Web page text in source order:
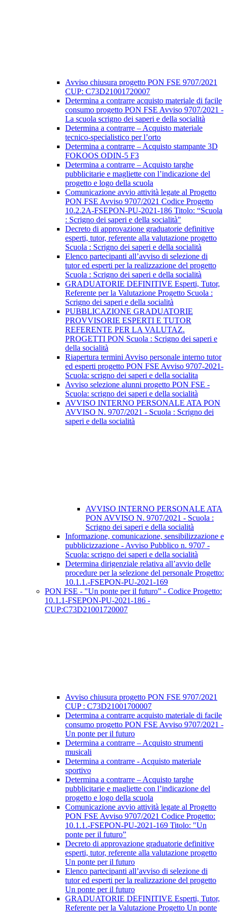
Avviso chiusura progetto PON FSE 9707/2021
CUP: C73D21001720007
Determina a contrarre acquisto materiale di facile
consumo progetto PON FSE Avviso 9707/2021 -
La scuola scrigno dei saperi e della socialità
Determina a contrarre – Acquisto materiale
tecnico-specialistico per l’orto
Determina a contrarre – Acquisto stampante 3D
FOKOOS ODIN-5 F3
Determina a contrarre – Acquisto targhe
pubblicitarie e magliette con l’indicazione del
progetto e logo della scuola
Comunicazione avvio attività legate al Progetto
PON FSE Avviso 9707/2021 Codice Progetto
10.2.2A-FSEPON-PU-2021-186 Titolo: “Scuola
: Scrigno dei saperi e della socialità"
Decreto di approvazione graduatorie definitive
esperti, tutor, referente alla valutazione progetto
Scuola : Scrigno dei saperi e della socialità
Elenco partecipanti all’avviso di selezione di
tutor ed esperti per la realizzazione del progetto
Scuola : Scrigno dei saperi e della socialità
GRADUATORIE DEFINITIVE Esperti, Tutor,
Referente per la Valutazione Progetto Scuola :
Scrigno dei saperi e della socialità
PUBBLICAZIONE GRADUATORIE
PROVVISORIE ESPERTI E TUTOR
REFERENTE PER LA VALUTAZ.
PROGETTI PON Scuola : Scrigno dei saperi e
della socialità
Riapertura termini Avviso personale interno tutor
ed esperti progetto PON FSE Avviso 9707-2021-
Scuola: scrigno dei saperi e della socialita
Avviso selezione alunni progetto PON FSE -
Scuola: scrigno dei saperi e della socialità
AVVISO INTERNO PERSONALE ATA PON
AVVISO N. 9707/2021 - Scuola : Scrigno dei
saperi e della socialità
AVVISO INTERNO PERSONALE ATA
PON AVVISO N. 9707/2021 - Scuola :
Scrigno dei saperi e della socialità
Informazione, comunicazione, sensibilizzazione e
pubblicizzazione - Avviso Pubblico n. 9707 -
Scuola: scrigno dei saperi e della socialità
Determina dirigenziale relativa all’avvio delle
procedure per la selezione del personale Progetto:
10.1.1.-FSEPON-PU-2021-169
PON FSE - "Un ponte per il futuro” - Codice Progetto:
10.1.1-FSEPON-PU-2021-186 -
CUP:C73D21001720007
Avviso chiusura progetto PON FSE 9707/2021
CUP : C73D21001700007
Determina a contrarre acquisto materiale di facile
consumo progetto PON FSE Avviso 9707/2021 -
Un ponte per il futuro
Determina a contrarre – Acquisto strumenti
musicali
Determina a contrarre - Acquisto materiale
sportivo
Determina a contrarre – Acquisto targhe
pubblicitarie e magliette con l’indicazione del
progetto e logo della scuola
Comunicazione avvio attività legate al Progetto
PON FSE Avviso 9707/2021 Codice Progetto:
10.1.1.-FSEPON-PU-2021-169 Titolo: "Un
ponte per il futuro”
Decreto di approvazione graduatorie definitive
esperti, tutor, referente alla valutazione progetto
Un ponte per il futuro
Elenco partecipanti all’avviso di selezione di
tutor ed esperti per la realizzazione del progetto
Un ponte per il futuro
GRADUATORIE DEFINITIVE Esperti, Tutor,
Referente per la Valutazione Progetto Un ponte